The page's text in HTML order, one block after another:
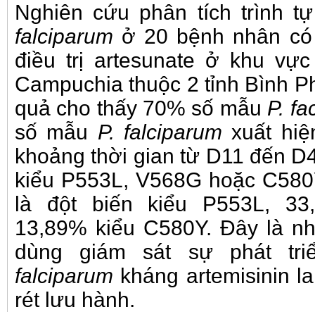
Nghiên cứu phân tích trình
falciparum ở 20 bệnh nhân
điều trị artesunate ở khu
Campuchia thuộc 2 tỉnh Bình
quả cho thấy 70% số mẫu P.
số mẫu P. falciparumxuất
khoảng thời gian từ D11 đến
kiểu P553L, V568G hoặc
là đột biến kiểu P553L,
13,89% kiểu C580Y. Đây là
dùng giám sát sự phát
falciparum kháng artemisinin
rét lưu hành.